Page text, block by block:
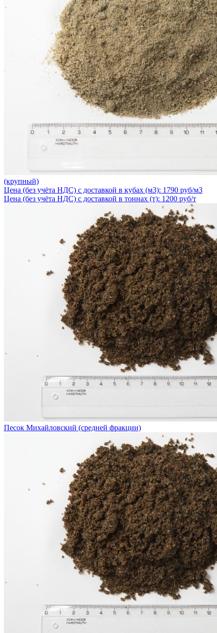
(крупный)
Цена (без учёта НДС) с доставкой в кубах (м3): 1790 руб/м3
Цена (без учёта НДС) с доставкой в тоннах (т): 1200 руб/т
Песок Михайловский (средней фракции)